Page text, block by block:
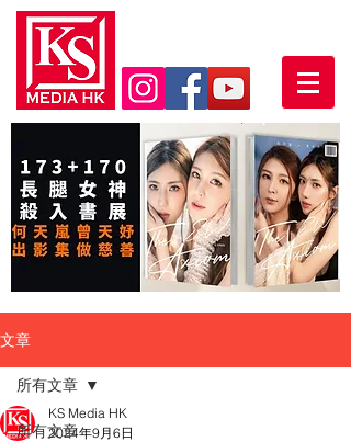
文章
所有文章
所有文章
KS Media HK
2024年9月6日